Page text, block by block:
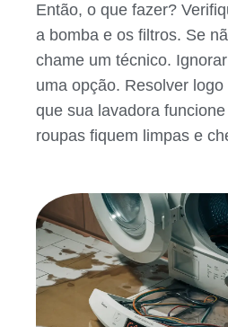
Então, o que fazer?
a bomba e os filtros. Se
chame um técnico.
uma opção. Resolver
que sua lavadora
roupas fiquem limpas e